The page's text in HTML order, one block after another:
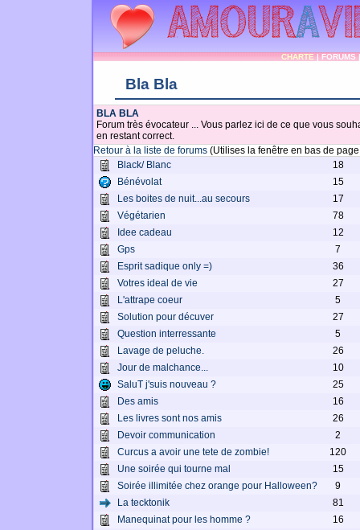
CHARTE|FORUMS
Bla Bla
BLA BLA
Forum très évocateur ... Vous parlez ici de ce que vous
en restant correct.
Retour à la liste de forums (Utilises la fenêtre en bas de
Black/ Blanc
18
Bénévolat
15
Les boites de nuit...au secours
17
Végétarien
78
Idee cadeau
12
Gps
7
Esprit sadique only =)
36
Votres ideal de vie
27
L'attrape coeur
5
Solution pour décuver
27
Question interressante
5
Lavage de peluche.
26
Jour de malchance...
10
SaluT j'suis nouveau ?
25
Des amis
16
Les livres sont nos amis
26
Devoir communication
2
Curcus a avoir une tete de zombie!
120
Une soirée qui tourne mal
15
Soirée illimitée chez orange pour Halloween?
9
La tecktonik
81
Manequinat pour les homme ?
16